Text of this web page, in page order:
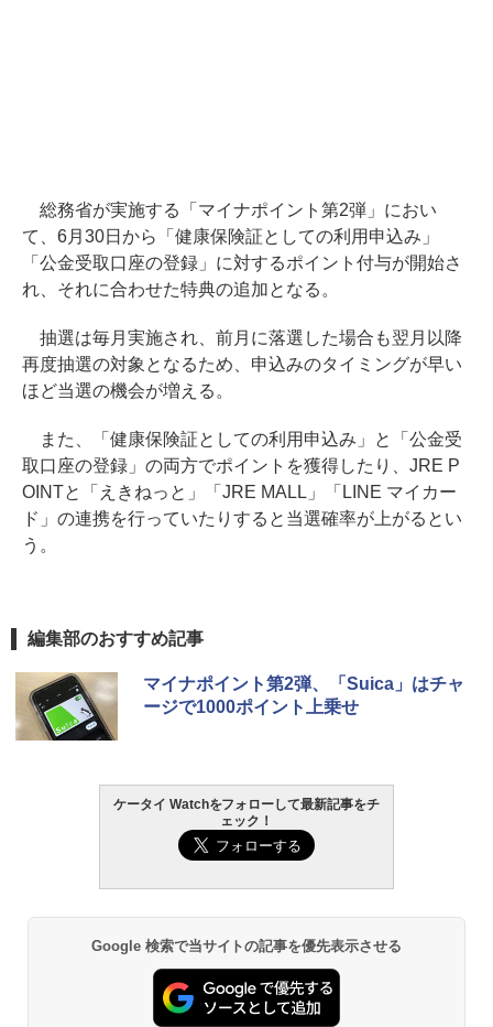
総務省が実施する「マイナポイント第2弾」におい
て、6月30日から「健康保険証としての利用申込み」
「公金受取口座の登録」に対するポイント付与が開始さ
れ、それに合わせた特典の追加となる。
抽選は毎月実施され、前月に落選した場合も翌月以降
再度抽選の対象となるため、申込みのタイミングが早い
ほど当選の機会が増える。
また、「健康保険証としての利用申込み」と「公金受
取口座の登録」の両方でポイントを獲得したり、JRE P
OINTと「えきねっと」「JRE MALL」「LINE マイカー
ド」の連携を行っていたりすると当選確率が上がるとい
う。
編集部のおすすめ記事
マイナポイント第2弾、「Suica」はチャ
ージで1000ポイント上乗せ
ケータイ Watchをフォローして最新記事をチ
ェック！
Google 検索で当サイトの記事を優先表示させる